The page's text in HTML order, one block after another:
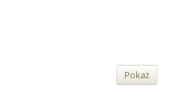
Pokaż